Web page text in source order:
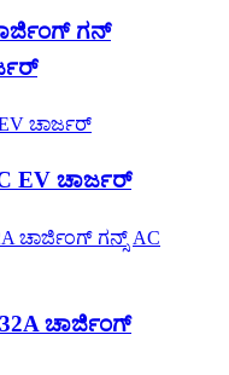
ಗನ್
EV ಚಾರ್ಜರ್
ಚಾರ್ಜಿಂಗ್